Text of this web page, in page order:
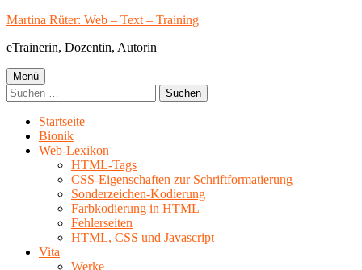
Springe
Inhalt
Martina Rüter: Web – Text – Training
eTrainerin, Dozentin, Autorin
Primäres
Menü
Menü
Suchen
nach:
Startseite
Bionik
Web-Lexikon
HTML-Tags
CSS-Eigenschaften zur Schriftformatierung
Sonderzeichen-Kodierung
Farbkodierung in HTML
Fehlerseiten
HTML, CSS und Javascript
Vita
Werke